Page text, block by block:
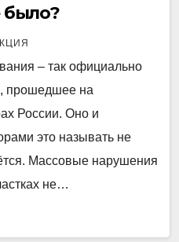
было?
– так официально
прошедшее на
России. Оно и
это называть не
Массовые нарушения
не…